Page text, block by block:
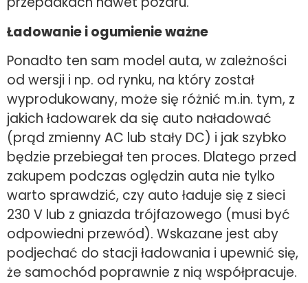
Ładowanie i ogumienie ważne
Ponadto ten sam model auta, w zależności
od wersji i np. od rynku, na który został
wyprodukowany, może się różnić m.in. tym, z
jakich ładowarek da się auto naładować
(prąd zmienny AC lub stały DC) i jak szybko
będzie przebiegał ten proces. Dlatego przed
zakupem podczas oględzin auta nie tylko
warto sprawdzić, czy auto ładuje się z sieci
230 V lub z gniazda trójfazowego (musi być
odpowiedni przewód). Wskazane jest aby
podjechać do stacji ładowania i upewnić się,
że samochód poprawnie z nią współpracuje.